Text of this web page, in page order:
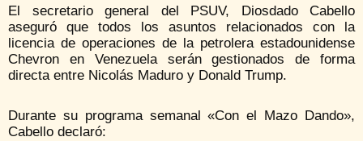
El secretario general del PSUV, Diosdado Cabello
aseguró que todos los asuntos relacionados con la
licencia de operaciones de la petrolera estadounidense
Chevron en Venezuela serán gestionados de forma
directa entre Nicolás Maduro y Donald Trump.
Durante su programa semanal «Con el Mazo Dando»,
Cabello declaró: